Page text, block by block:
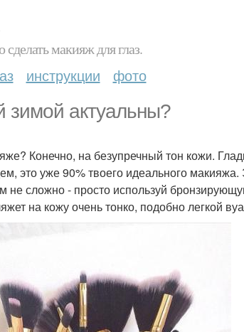
макияж для глаз.
инструкции фото
зимой актуальны?
Конечно, на безупречный тон кожи.
это уже 90% твоего идеального макияжа.
не сложно - просто используй
на кожу очень тонко, подобно легкой